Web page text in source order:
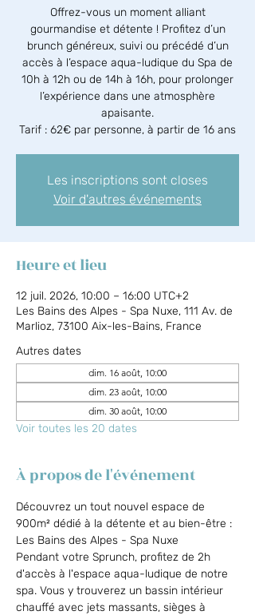
Offrez-vous un moment alliant
gourmandise et détente ! Profitez d’un
brunch généreux, suivi ou précédé d’un
accès à l’espace aqua-ludique du Spa de
10h à 12h ou de 14h à 16h, pour prolonger
l’expérience dans une atmosphère
apaisante.
Tarif : 62€ par personne, à partir de 16 ans
Les inscriptions sont closes
Voir d'autres événements
Heure et lieu
12 juil. 2026, 10:00 – 16:00 UTC+2
Les Bains des Alpes - Spa Nuxe, 111 Av. de
Marlioz, 73100 Aix-les-Bains, France
Autres dates
dim. 16 août, 10:00
dim. 23 août, 10:00
dim. 30 août, 10:00
Voir toutes les 20 dates
À propos de l'événement
Découvrez un tout nouvel espace de
900m² dédié à la détente et au bien-être :
Les Bains des Alpes - Spa Nuxe
Pendant votre Sprunch, profitez de 2h
d'accès à l'espace aqua-ludique de notre
spa. Vous y trouverez un bassin intérieur
chauffé avec jets massants, sièges à